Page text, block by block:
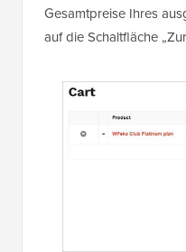
Gesamtpreise Ihres
auf die Schaltfläche